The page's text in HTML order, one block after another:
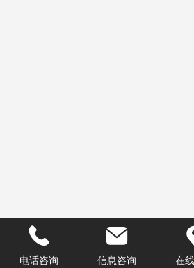
电话咨询 信息咨询 在